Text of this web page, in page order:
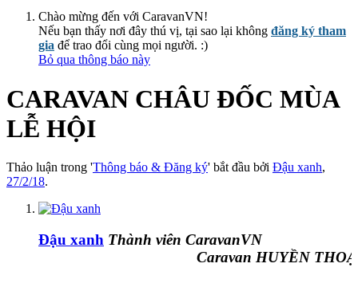
Chào mừng đến với CaravanVN!
Nếu bạn thấy nơi đây thú vị, tại sao lại không đăng ký tham
gia để trao đổi cùng mọi người. :)
Bỏ qua thông báo này
CARAVAN CHÂU ĐỐC MÙA
LỄ HỘI
Thảo luận trong 'Thông báo & Đăng ký' bắt đầu bởi Đậu xanh,
27/2/18.
Đậu xanh Thành viên CaravanVN
Caravan HUYỀN